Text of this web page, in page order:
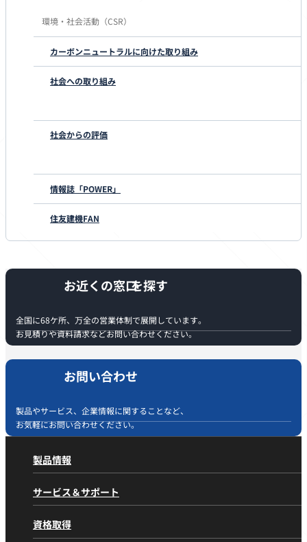
環境・社会活動 （CSR）
カーボンニュートラルに向けた取り組み
社会への取り組み
社会からの評価
情報誌「POWER」
住友建機FAN
お近くの窓口
全国に68ケ所、万全の営業体制で展開しています。
お見積りや資料請求などお問い合わせください。
お問い合わせ
製品やサービス、企業情報に関することなど、
お気軽にお問い合わせください。
製品情報
製品情報トップページ
製品カテゴリから探す
油圧ショベル 標準機
サービス＆サポート
サービス＆サポート
アフターサービスの取り組み
資格取得